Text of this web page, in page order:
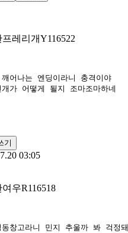
레리개Y116522
어나는 엔딩이라니 충격이야
가 어떻게 될지 조마조마하네
기
03:05
우R116518
창고라니 민지 추울까 봐 걱정돼